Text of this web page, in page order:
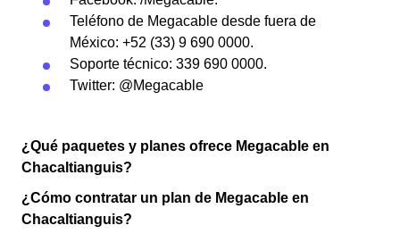
Teléfono de Megacable desde fuera de
México: +52 (33) 9 690 0000.
Soporte técnico: 339 690 0000.
Twitter: @Megacable
¿Qué paquetes y planes ofrece Megacable en
Chacaltianguis?
¿Cómo contratar un plan de Megacable en
Chacaltianguis?